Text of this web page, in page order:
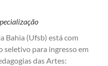
Bahia (Ufsb) está com
seletivo para ingresso em
das Artes: